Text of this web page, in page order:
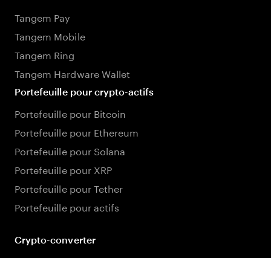
Tangem Pay
Tangem Mobile
Tangem Ring
Tangem Hardware Wallet
Portefeuille pour crypto-actifs
Portefeuille pour Bitcoin
Portefeuille pour Ethereum
Portefeuille pour Solana
Portefeuille pour XRP
Portefeuille pour Tether
Portefeuille pour actifs
Crypto-converter